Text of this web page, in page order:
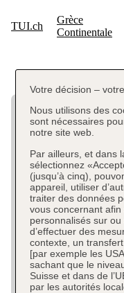
Votre décision –
Nous utilisons des
sont nécessaires
notre site web.
Par ailleurs, et dans
sélectionnez
(jusqu’à cinq),
appareil, utiliser
traiter des données
vous concernant
personnalisés sur
d’effectuer des
contexte, un
[par exemple les
sachant que le
Suisse et dans de
par les autorités